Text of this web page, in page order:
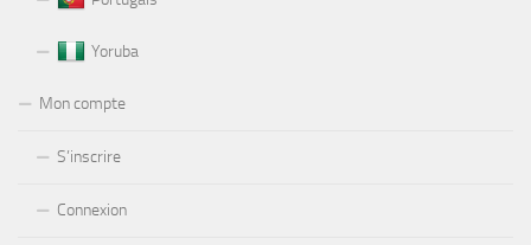
Yoruba
Mon compte
S’inscrire
Connexion